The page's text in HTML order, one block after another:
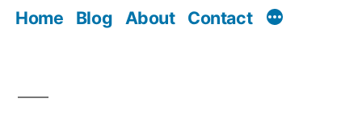
Home
Blog About Contact